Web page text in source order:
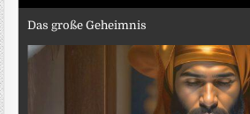
Das große Geheimnis